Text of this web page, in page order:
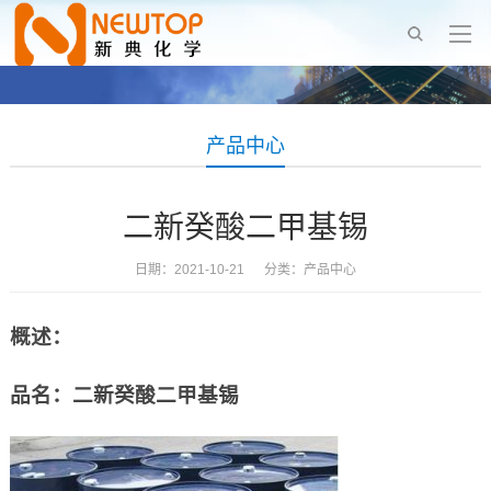
产品中心
二新癸酸二甲基锡
日期：2021-10-21 分类： 产品中心
概述：
品名：二新癸酸二甲基锡